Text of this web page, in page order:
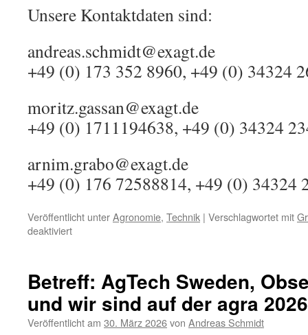
Unsere Kontaktdaten sind:
andreas.schmidt@exagt.de
+49 (0) 173 352 8960, +49 (0) 34324
moritz.gassan@exagt.de
+49 (0) 1711194638, +49 (0) 34324
arnim.grabo@exagt.de
+49 (0) 176 72588814, +49 (0) 34324
Veröffentlicht unterAgronomie, Technik | Verschlagwortet mit
deaktiviertfür
in
Großparzellenversuchen
im
Mais
Betreff: AgTech Sweden,
und wir sind auf der agra
Veröffentlicht am 30. März 2026von Andreas Schmidt